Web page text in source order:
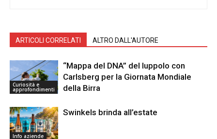
ARTICOLI CORRELATI ALTRO DALL'AUTORE
Curiosità e
approfondimenti
“Mappa del DNA” del luppolo con
Carlsberg per la Giornata Mondiale
della Birra
Info aziende
Swinkels brinda all’estate